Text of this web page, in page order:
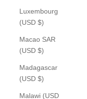
Luxembourg
(USD $)
Macao SAR
(USD $)
Madagascar
(USD $)
Malawi (USD